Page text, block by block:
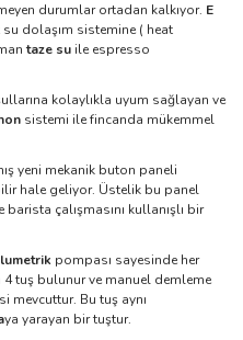
durumlar ortadan kalkıyor. E
su dolaşım sistemine ( heat
taze su ile espresso
kolaylıkla uyum sağlayan ve
sistemi ile fincanda mükemmel
yeni mekanik buton paneli
hale geliyor. Üstelik bu panel
çalışmasını kullanışlı bir
pompası sayesinde her
tuş bulunur ve manuel demleme
mevcuttur. Bu tuş aynı
ya yarayan bir tuştur.